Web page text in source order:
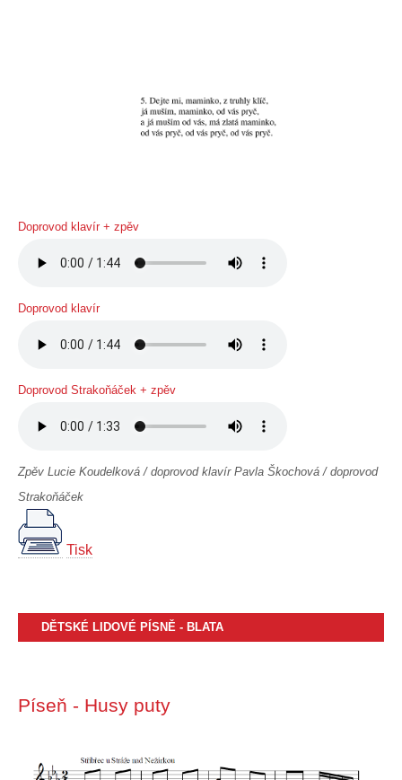
Doprovod klavír + zpěv
Doprovod klavír
Doprovod Strakoňáček + zpěv
Zpěv Lucie Koudelková / doprovod klavír Pavla Škochová / doprovod
Strakoňáček
Tisk
DĚTSKÉ LIDOVÉ PÍSNĚ - BLATA
Píseň - Husy puty